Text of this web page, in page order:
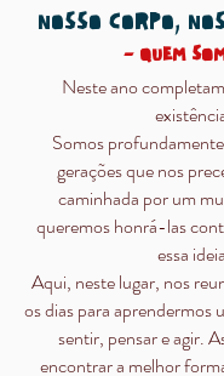
NOSSO CORPO,
- QUEM
Neste ano
Somos
gerações que nos
caminhada por um
queremos honrá-las
essa
Aqui, neste lugar, nos
os dias para aprendermos
sentir, pensar e agir.
encontrar a melhor